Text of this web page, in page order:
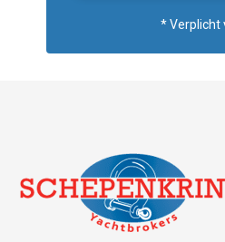
* Verplicht